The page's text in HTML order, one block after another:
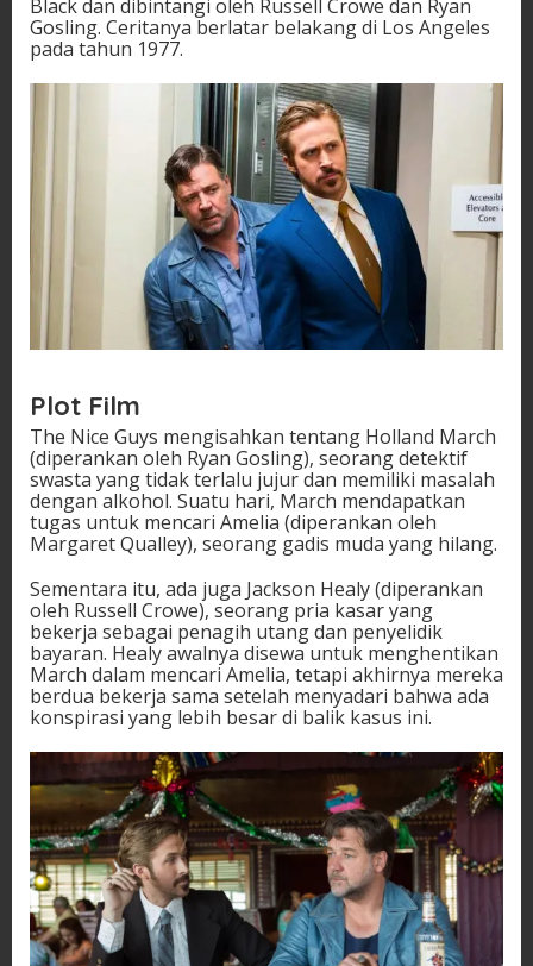
Black dan dibintangi oleh Russell Crowe dan Ryan
Gosling. Ceritanya berlatar belakang di Los Angeles
pada tahun 1977.
Plot Film
The Nice Guys mengisahkan tentang Holland March
(diperankan oleh Ryan Gosling), seorang detektif
swasta yang tidak terlalu jujur dan memiliki masalah
dengan alkohol. Suatu hari, March mendapatkan
tugas untuk mencari Amelia (diperankan oleh
Margaret Qualley), seorang gadis muda yang hilang.
Sementara itu, ada juga Jackson Healy (diperankan
oleh Russell Crowe), seorang pria kasar yang
bekerja sebagai penagih utang dan penyelidik
bayaran. Healy awalnya disewa untuk menghentikan
March dalam mencari Amelia, tetapi akhirnya mereka
berdua bekerja sama setelah menyadari bahwa ada
konspirasi yang lebih besar di balik kasus ini.